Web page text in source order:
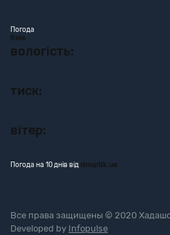
Погода
Київ
вологість:
тиск:
вітер:
Погода на 10 днів від sinoptik.ua
Все права защищены © 2020
Developed by Infopulse